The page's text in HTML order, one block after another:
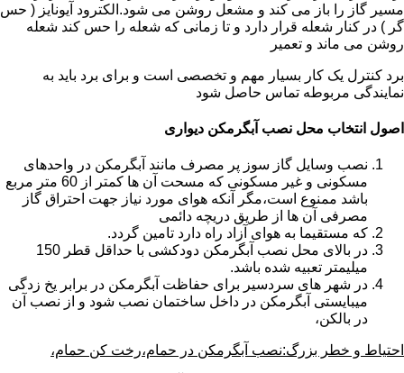
مسیر گاز را باز می کند و مشعل روشن می شود.الکترود آیونایز ( حس
گر ) در کنار شعله قرار دارد و تا زمانی که شعله را حس کند شعله
روشن می ماند و تعمیر
برد کنترل یک کار بسیار مهم و تخصصی است و برای برد باید به
نمایندگی مربوطه تماس حاصل شود
اصول انتخاب محل نصب آبگرمکن دیواری
نصب وسایل گاز سوز پر مصرف مانند آبگرمکن در واحدهای
مسکونی و غیر مسکونی که مسحت آن ها کمتر از 60 متر مربع
باشد ممنوع است،مگر آنکه هوای مورد نیاز جهت احتراق گاز
مصرفی آن ها از طریق دریچه دائمی
که مستقیما به هوای آزاد راه دارد تامین گردد.
در بالای محل نصب آبگرمکن دودکشی با حداقل قطر 150
میلیمتر تعبیه شده باشد.
در شهر های سردسیر برای حفاظت آبگرمکن در برابر یخ زدگی
میبایستی آبگرمکن در داخل ساختمان نصب شود و از نصب آن
در بالکن،
احتیاط و خطر بزرگ:نصب آبگرمکن در حمام،رخت کن حمام،